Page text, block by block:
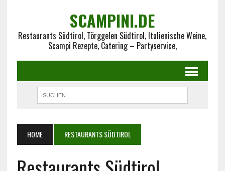
SCAMPINI.DE
Restaurants Südtirol, Törggelen Südtirol, Italienische Weine,
Scampi Rezepte, Catering – Partyservice,
HOME RESTAURANTS SÜDTIROL